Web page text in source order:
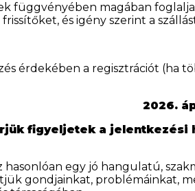
függvényében magában
és igény szerint a
érdekében a regisztrációt
2026.
figyeljetek a jelentkezési
egy jó hangulatú,
gondjainkat, problémáinkat,